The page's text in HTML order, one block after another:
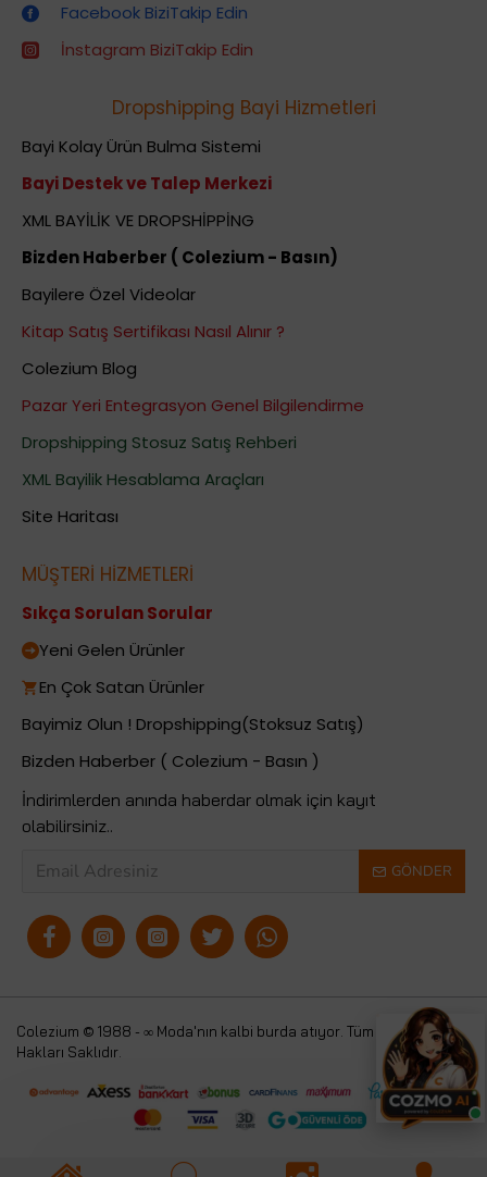
Facebook BiziTakip Edin
İnstagram BiziTakip Edin
Dropshipping Bayi Hizmetleri
Bayi Kolay Ürün Bulma Sistemi
Bayi Destek ve Talep Merkezi
XML BAYİLİK VE DROPSHİPPİNG
Bizden Haberber ( Colezium - Basın)
Bayilere Özel Videolar
Kitap Satış Sertifikası Nasıl Alınır ?
Colezium Blog
Pazar Yeri Entegrasyon Genel Bilgilendirme
Dropshipping Stosuz Satış Rehberi
XML Bayilik Hesablama Araçları
Site Haritası
MÜŞTERİ HİZMETLERİ
Sıkça Sorulan Sorular
Yeni Gelen Ürünler
En Çok Satan Ürünler
Bayimiz Olun ! Dropshipping(Stoksuz Satış)
Bizden Haberber ( Colezium - Basın )
İndirimlerden anında haberdar olmak için kayıt
olabilirsiniz..
GÖNDER
Colezium © 1988 - ∞ Moda'nın kalbi burda atıyor. Tüm
Hakları Saklıdır.
Colezium